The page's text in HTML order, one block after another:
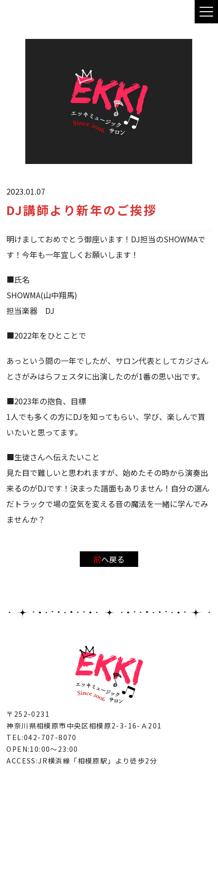
2023.01.07
DJ講師より新年のご挨拶
明けましておめでとう御座います！DJ担当のSHOWMAで
す！今年も一年宜しくお願いします！
■氏名
SHOWMA(山中翔馬)
担当楽器 DJ
■2022年をひとことで
あっという間の一年でしたが、サロン代表としてカジさん
とさがみはらフェスタに出演したのが1番の思い出です。
■2023年の抱負、目標
1人でも多くの方にDJを知ってもらい、学び、楽しんで貰
いたいと思ってます。
■生徒さんへ伝えたいこと
見た目で難しいと思われますが、始めたその時から演奏出
来るのがDJです！決まった譜面もありません！自分の選ん
だトラックで場の空気を変える音の魔法を一緒に学んでみ
ませんか？
前へ戻る
〒252-0231
神奈川県相模原市中央区相模原2-3-16-Ａ201
TEL:042-707-8070
OPEN:10:00～23:00
ACCESS:JR横浜線「相模原駅」より徒歩2分